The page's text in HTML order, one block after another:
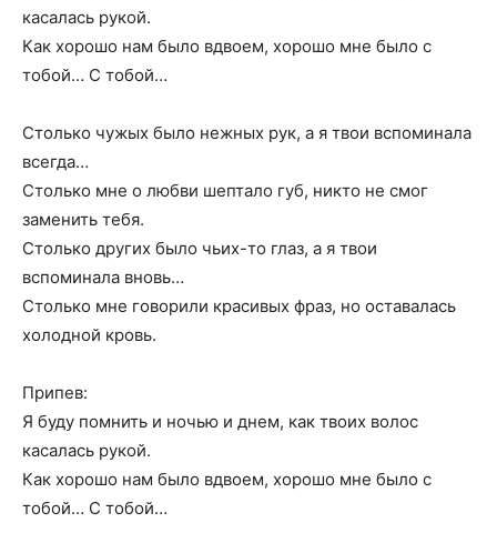
касалась рукой.
Как хорошо нам было вдвоем, хорошо мне было с
тобой… С тобой…
Столько чужых было нежных рук, а я твои вспоминала
всегда…
Столько мне о любви шептало губ, никто не смог
заменить тебя.
Столько других было чьих-то глаз, а я твои
вспоминала вновь…
Столько мне говорили красивых фраз, но оставалась
холодной кровь.
Припев:
Я буду помнить и ночью и днем, как твоих волос
касалась рукой.
Как хорошо нам было вдвоем, хорошо мне было с
тобой… С тобой…